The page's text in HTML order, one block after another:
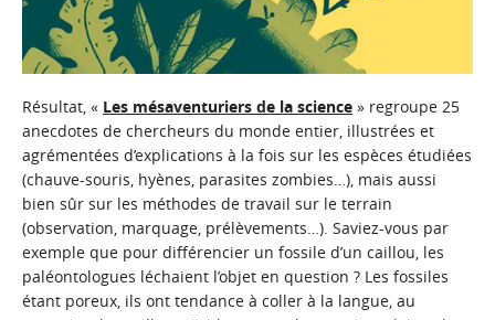
Résultat, « Les mésaventuriers de la science » regroupe 25
anecdotes de chercheurs du monde entier, illustrées et
agrémentées d’explications à la fois sur les espèces étudiées
(chauve-souris, hyènes, parasites zombies…), mais aussi
bien sûr sur les méthodes de travail sur le terrain
(observation, marquage, prélèvements…). Saviez-vous par
exemple que pour différencier un fossile d’un caillou, les
paléontologues léchaient l’objet en question ? Les fossiles
étant poreux, ils ont tendance à coller à la langue, au